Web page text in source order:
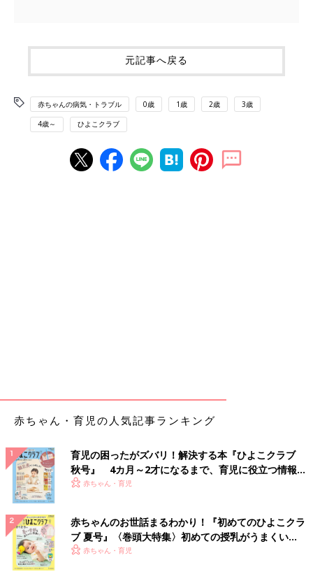
元記事へ戻る
赤ちゃんの病気・トラブル 0歳 1歳 2歳 3歳
4歳～ ひよこクラブ
赤ちゃん・育児の人気記事ランキング
育児の困ったがズバリ！解決する本『ひよこクラブ
秋号』 4カ月～2才になるまで、育児に役立つ情報が
いっぱい！
赤ちゃん・育児
赤ちゃんのお世話まるわかり！『初めてのひよこクラ
ブ 夏号』〈巻頭大特集〉初めての授乳がうまくい
く！ おっぱい・ミルクの基本と夏のトラブル 解決テ
赤ちゃん・育児